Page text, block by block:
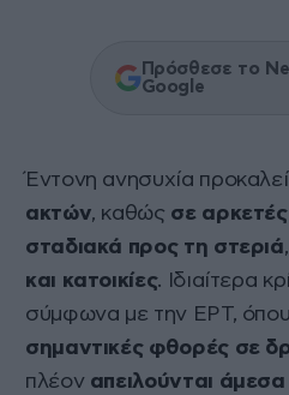
Πρόσθεσε το
Google
Έντονη ανησυχία
ακτών, καθώς σε
σταδιακά προς τη στεριά
και κατοικίες. Ιδιαίτερα
σύμφωνα με την ΕΡΤ, όπου
σημαντικές φθορές σε
πλέον απειλούνται